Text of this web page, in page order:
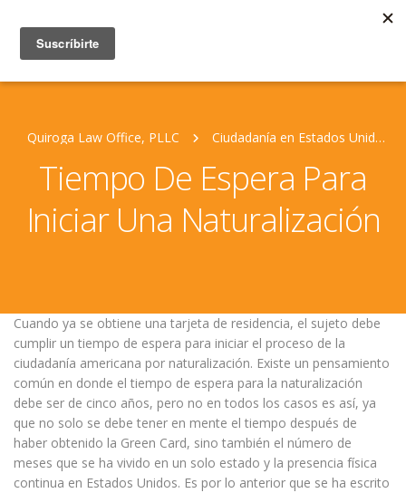
Quiroga Law Office, PLLC Ciudadanía en Estados Unidos
Tiempo De Espera Para
Iniciar Una Naturalización
Cuando ya se obtiene una tarjeta de residencia, el sujeto debe
cumplir un tiempo de espera para iniciar el proceso de la
ciudadanía americana por naturalización. Existe un pensamiento
común en donde el tiempo de espera para la naturalización
debe ser de cinco años, pero no en todos los casos es así, ya
que no solo se debe tener en mente el tiempo después de
haber obtenido la Green Card, sino también el número de
meses que se ha vivido en un solo estado y la presencia física
continua en Estados Unidos. Es por lo anterior que se ha escrito